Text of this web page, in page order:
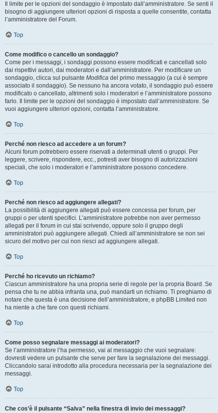
Il limite per le opzioni del sondaggio è impostato dall’amministratore. Se senti il
bisogno di aggiungere ulteriori opzioni di risposta a quelle consentite, contatta
l’amministratore del Forum.
Top
Come modifico o cancello un sondaggio?
Come per i messaggi, i sondaggi possono essere modificati e cancellati solo
dai rispettivi autori, dai moderatori e dall’amministratore. Per modificare un
sondaggio, clicca sul pulsante Modifica del primo messaggio (a cui è sempre
associato il sondaggio). Se nessuno ha ancora votato, il sondaggio può essere
modificato o cancellato, altrimenti solo i moderatori e l’amministratore possono
farlo. Il limite per le opzioni del sondaggio è impostato dall’amministratore. Se
vuoi aggiungere ulteriori opzioni, contatta l’amministratore.
Top
Perché non riesco ad accedere a un forum?
Alcuni forum potrebbero essere riservati a determinati utenti o gruppi. Per
leggere, scrivere, rispondere, ecc., potresti aver bisogno di autorizzazioni
speciali, che solo i moderatori e l’amministratore possono concedere.
Top
Perché non riesco ad aggiungere allegati?
La possibilità di aggiungere allegati può essere concessa per forum, per
gruppi o per utenti specifici. L’amministratore potrebbe non aver permesso
allegati per il forum in cui stai scrivendo, oppure solo il gruppo degli
amministratori può aggiungere allegati. Chiedi all’amministratore se non sei
sicuro del motivo per cui non riesci ad aggiungere allegati.
Top
Perché ho ricevuto un richiamo?
Ciascun amministratore ha una propria serie di regole per la propria Board. Se
pensa che tu ne abbia infranta una, può mandarti un richiamo. Ti preghiamo di
notare che questa è una decisione dell’amministratore, e phpBB Limited non
ha niente a che fare con questi richiami.
Top
Come posso segnalare messaggi ai moderatori?
Se l’amministratore l’ha permesso, vai al messaggio che vuoi segnalare:
dovresti vedere un pulsante che serve per fare la segnalazione dei messaggi.
Cliccandolo sarai introdotto alla procedura necessaria per la segnalazione dei
messaggi.
Top
Che cos’è il pulsante “Salva” nella finestra di invio dei messaggi?